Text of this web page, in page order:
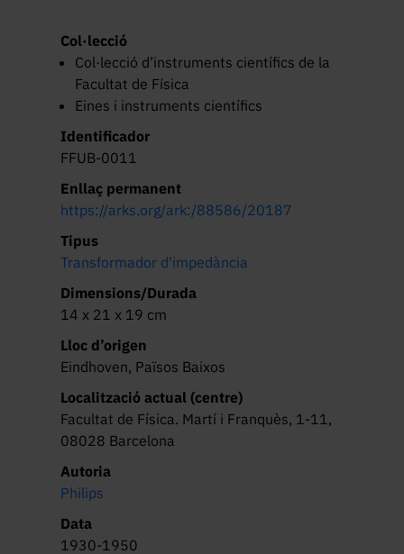
Col·lecció
Col·lecció d’instruments científics de la
Facultat de Física
Eines i instruments científics
Identificador
FFUB-0011
Enllaç permanent
https://arks.org/ark:/88586/20187
Tipus
Transformador d'impedància
Dimensions/Durada
14 x 21 x 19 cm
Lloc d’origen
Eindhoven, Països Baixos
Localització actual (centre)
Facultat de Física. Martí i Franquès, 1-11,
08028 Barcelona
Autoria
Philips
Data
1930-1950